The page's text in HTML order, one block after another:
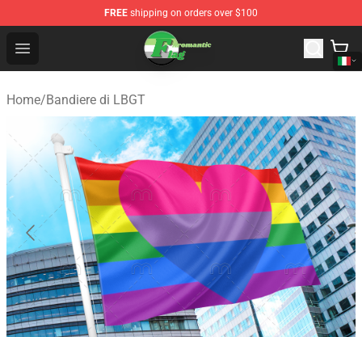
FREE shipping on orders over $100
Open menu
Aromantic Flag Shop - The Best Store of Aromantic Flag
Home/Bandiere di LBGT